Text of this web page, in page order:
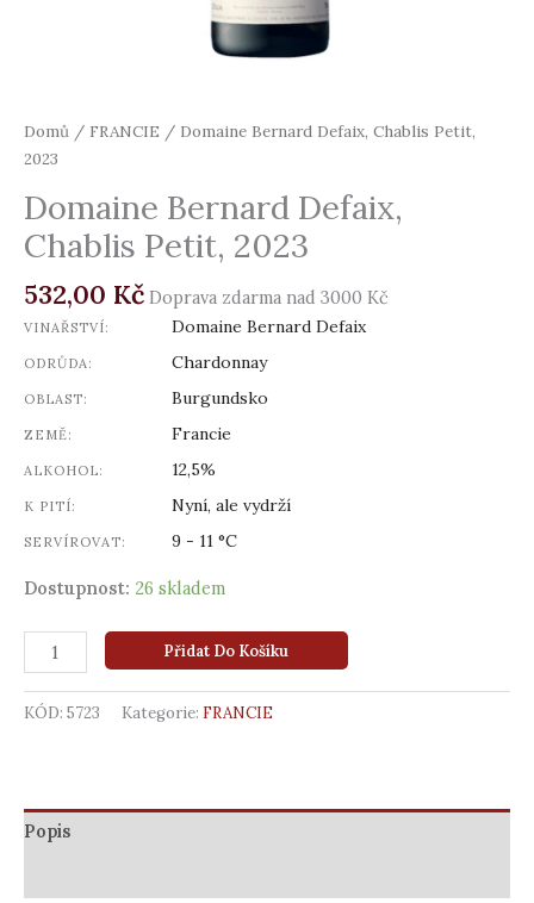
Domů / FRANCIE / Domaine Bernard Defaix, Chablis Petit,
2023
Domaine Bernard Defaix,
Chablis Petit, 2023
532,00 Kč Doprava zdarma nad 3000 Kč
VINAŘSTVÍ: Domaine Bernard Defaix
ODRŮDA: Chardonnay
OBLAST: Burgundsko
ZEMĚ: Francie
ALKOHOL: 12,5%
K PITÍ: Nyní, ale vydrží
SERVÍROVAT: 9 - 11 °C
Dostupnost: 26 skladem
Přidat Do Košíku
KÓD: 5723 Kategorie: FRANCIE
Popis